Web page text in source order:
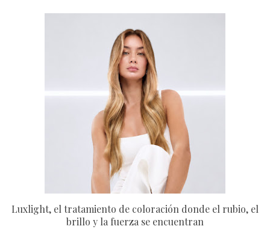
Luxlight, el tratamiento de coloración donde el rubio, el
brillo y la fuerza se encuentran